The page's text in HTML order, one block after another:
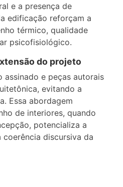
e a presença de
edificação reforçam a
térmico, qualidade
psicofisiológico.
do projeto
assinado e peças autorais
evitando a
Essa abordagem
de interiores, quando
potencializa a
discursiva da